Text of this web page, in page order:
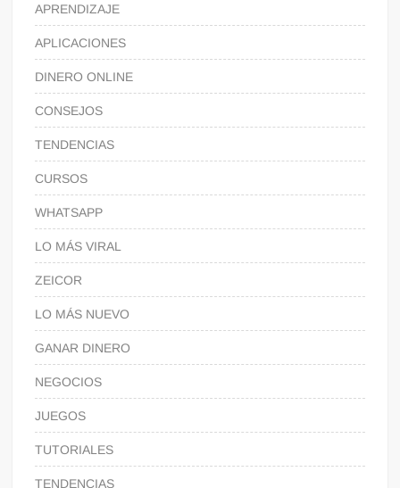
APRENDIZAJE
APLICACIONES
DINERO ONLINE
CONSEJOS
TENDENCIAS
CURSOS
WHATSAPP
LO MÁS VIRAL
ZEICOR
LO MÁS NUEVO
GANAR DINERO
NEGOCIOS
JUEGOS
TUTORIALES
TENDENCIAS